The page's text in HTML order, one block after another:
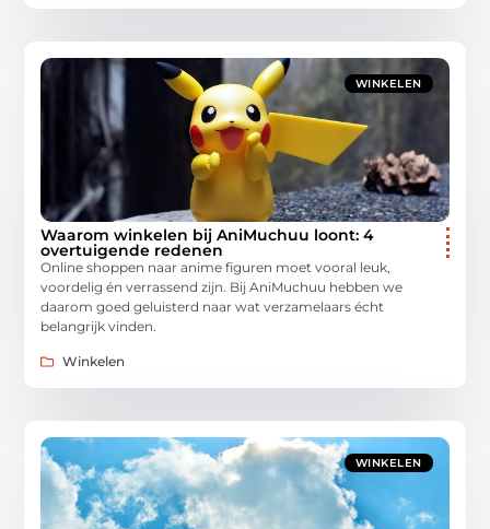
WINKELEN
Waarom winkelen bij AniMuchuu loont: 4
overtuigende redenen
Online shoppen naar anime figuren moet vooral leuk,
voordelig én verrassend zijn. Bij AniMuchuu hebben we
daarom goed geluisterd naar wat verzamelaars écht
belangrijk vinden.
Winkelen
WINKELEN